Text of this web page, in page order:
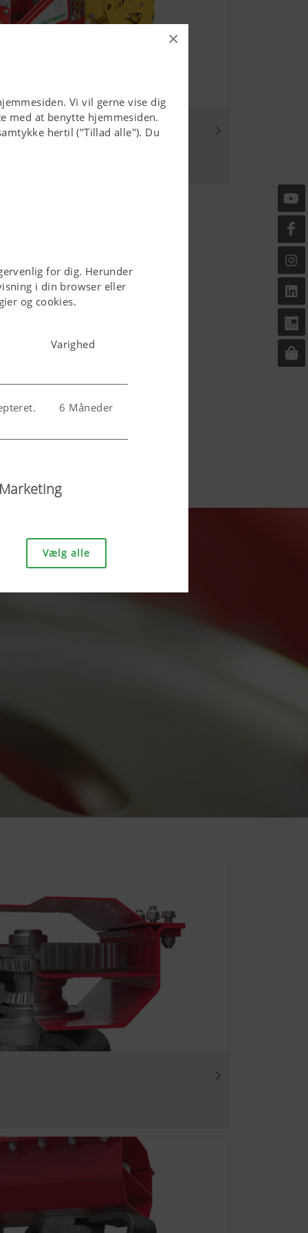
×
Vi vil gerne vise dig
med at benytte hjemmesiden.
hertil ("Tillad alle"). Du
for dig. Herunder
i din browser eller
og cookies.
Varighed
6 Måneder
anvender vi
der anvendes, og
Vælg alle